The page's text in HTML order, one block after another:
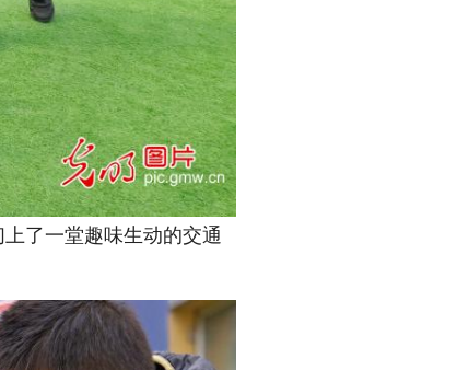
了一堂趣味生动的交通